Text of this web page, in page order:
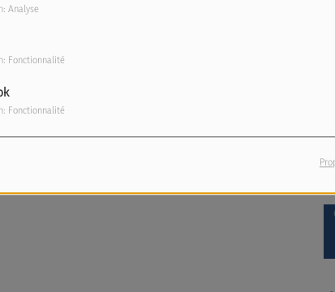
Analyse
Fonctionnalité
Fonctionnalité